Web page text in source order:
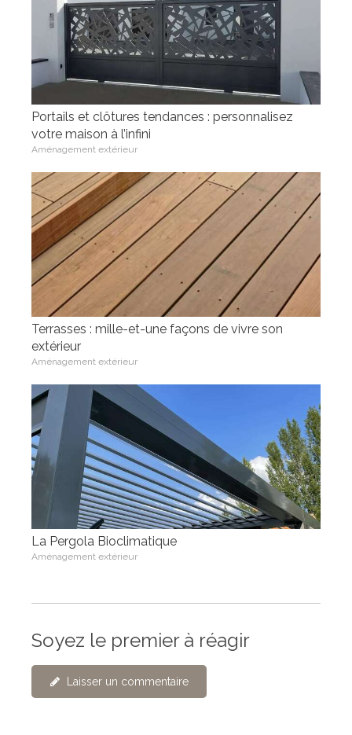
Portails et clôtures tendances : personnalisez
votre maison à l’infini
Aménagement extérieur
Terrasses : mille-et-une façons de vivre son
extérieur
Aménagement extérieur
La Pergola Bioclimatique
Aménagement extérieur
Soyez le premier à réagir
Laisser un commentaire